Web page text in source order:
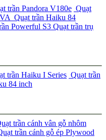
trần Pandora V180e Quạt
Quạt trần Haiku 84
Powerful S3 Quạt trần trụ
trần Haiku I Series Quạt trần
84 inch
trần cánh vân gỗ nhôm
trần cánh gỗ ép Plywood